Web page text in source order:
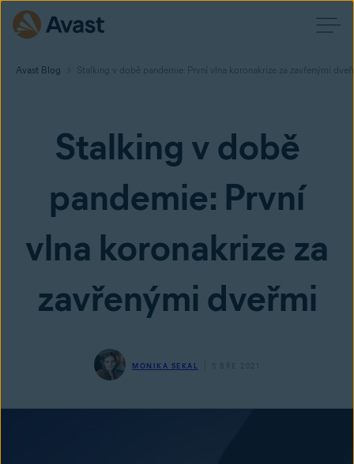
Avast Blog Stalking v době pandemie: První vlna koronakrize za zavřenými
Stalking v době
pandemie: První
vlna koronakrize za
zavřenými dveřmi
MONIKA SEKAL 5 BŘE 2021